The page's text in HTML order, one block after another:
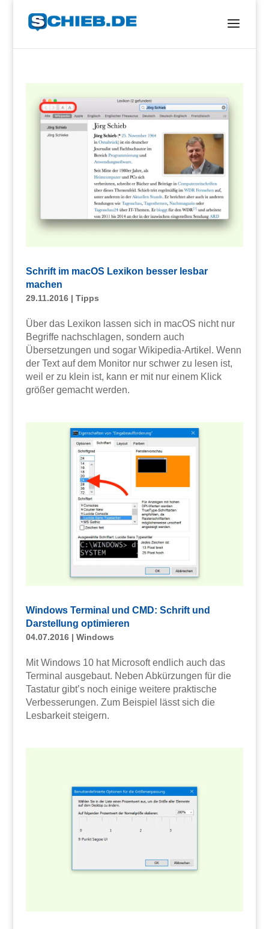
Schrift im macOS Lexikon besser lesbar
machen
29.11.2016| Tipps
Über das Lexikon lassen sich in macOS nicht nur
Begriffe nachschlagen, sondern auch
Übersetzungen und sogar Wikipedia-Artikel. Wenn
der Text auf dem Monitor nur schwer zu lesen ist,
weil er zu klein ist, kann er mit nur einem Klick
größer gemacht werden.
Windows Terminal und CMD: Schrift und
Darstellung optimieren
04.07.2016| Windows
Mit Windows 10 hat Microsoft endlich auch das
Terminal ausgebaut. Neben Abkürzungen für die
Tastatur gibt’s noch einige weitere praktische
Verbesserungen. Zum Beispiel lässt sich die
Lesbarkeit steigern.